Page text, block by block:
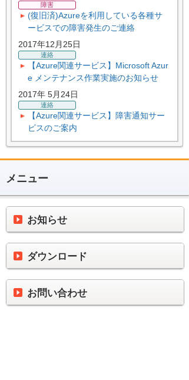
障害
(復旧済)Azureを利用している各種サ
ービスでの障害発生のご連絡
2017年12月25日
連絡
【Azure関連サービス】Microsoft Azur
e メンテナンス作業実施のお知らせ
2017年 5月24日
連絡
【Azure関連サービス】障害通知サー
ビスのご案内
メニュー
お知らせ
ダウンロード
お問い合わせ